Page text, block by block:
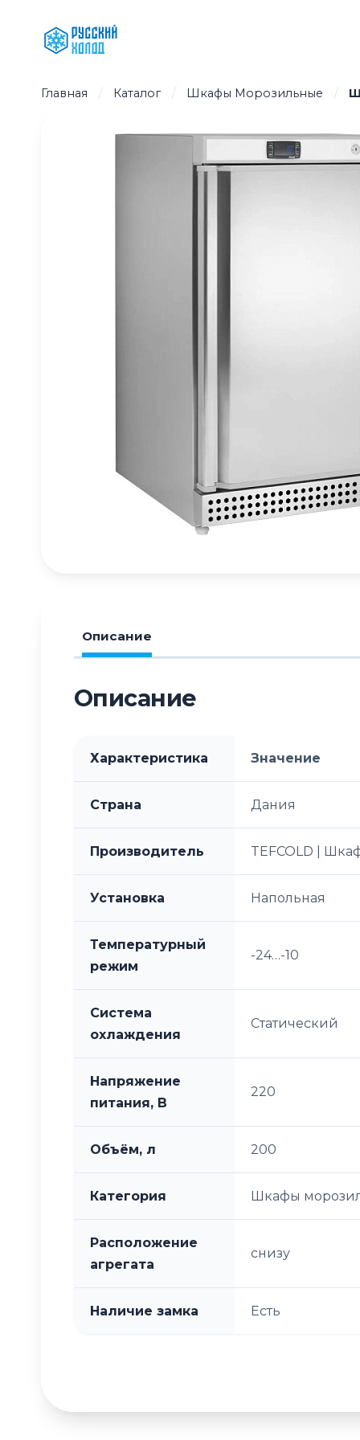
содержимому
Главная / Каталог / Шкафы Морозильные /
Описание
Описание
Характеристика Значение
Страна Дания
Производитель TEFCOLD |
Установка Напольная
Температурный
режим
-24…-10
Система
охлаждения
Статический
Напряжение
питания, В
220
Объём, л 200
Категория Шкафы
Расположение
агрегата
снизу
Наличие замка Есть